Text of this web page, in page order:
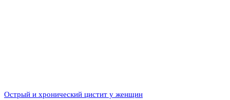
Острый и хронический цистит у женщин